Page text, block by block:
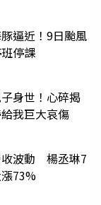
逼近！9日颱風
停課
身世！心碎揭
我巨大哀傷
收波動 楊丞琳7
73%